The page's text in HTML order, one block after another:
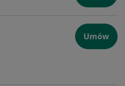
Umów